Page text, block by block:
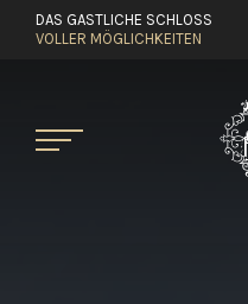
DAS GASTLICHE SCHLOSS
VOLLER MÖGLICHKEITEN